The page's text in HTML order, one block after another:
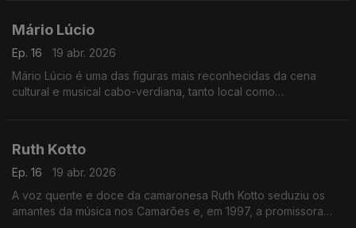
Mário Lúcio
Ep. 16
19 abr. 2026
Mário Lúcio é uma das figuras mais reconhecidas da cena
cultural e musical cabo-verdiana, tanto local como
Ruth Kotto
Ep. 16
19 abr. 2026
A voz quente e doce da camaronesa Ruth Kotto seduziu os
amantes da música nos Camarões e, em 1997, a promissora